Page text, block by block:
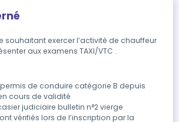
des clients sur les véhicules
et précautionneusement les
porter des charges, charger et
abîmer les sacs et valises, savoir
objets fragiles…)
générale
tenue vestimentaire
à l’activité ainsi qu’une bonne
souhaitant exercer l’activité de chauffeur
aux examens TAXI/VTC .
permis de conduire catégorie B depuis
cours de validité
judiciaire bulletin n°2 vierge
vérifiés lors de l’inscription par la